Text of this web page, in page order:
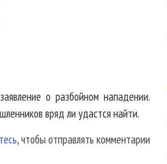
о разбойном нападении.
вряд ли удастся найти.
, чтобы отправлять комментарии